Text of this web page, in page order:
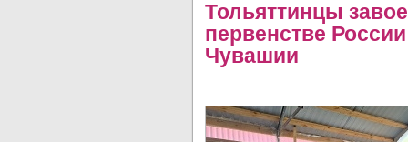
Тольяттинцы
первенстве
Чувашии